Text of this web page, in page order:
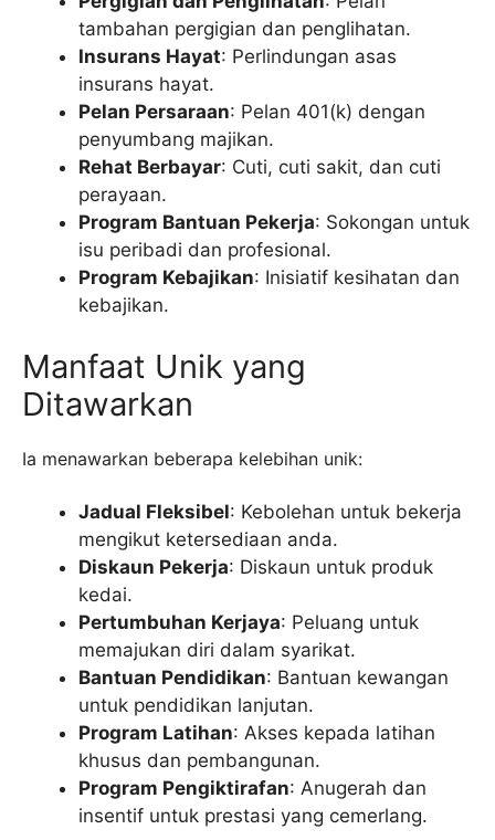
tambahan pergigian dan penglihatan.
Insurans Hayat: Perlindungan asas
insurans hayat.
Pelan Persaraan: Pelan 401(k) dengan
penyumbang majikan.
Rehat Berbayar: Cuti, cuti sakit, dan cuti
perayaan.
Program Bantuan Pekerja: Sokongan untuk
isu peribadi dan profesional.
Program Kebajikan: Inisiatif kesihatan dan
kebajikan.
Manfaat Unik yang
Ditawarkan
Ia menawarkan beberapa kelebihan unik:
Jadual Fleksibel: Kebolehan untuk bekerja
mengikut ketersediaan anda.
Diskaun Pekerja: Diskaun untuk produk
kedai.
Pertumbuhan Kerjaya: Peluang untuk
memajukan diri dalam syarikat.
Bantuan Pendidikan: Bantuan kewangan
untuk pendidikan lanjutan.
Program Latihan: Akses kepada latihan
khusus dan pembangunan.
Program Pengiktirafan: Anugerah dan
insentif untuk prestasi yang cemerlang.